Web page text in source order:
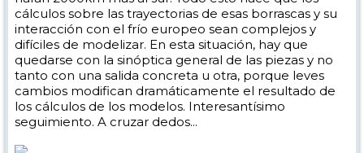
cálculos sobre las trayectorias de esas borrascas y su
interacción con el frío europeo sean complejos y
difíciles de modelizar. En esta situación, hay que
quedarse con la sinóptica general de las piezas y no
tanto con una salida concreta u otra, porque leves
cambios modifican dramáticamente el resultado de
los cálculos de los modelos. Interesantísimo
seguimiento. A cruzar dedos...